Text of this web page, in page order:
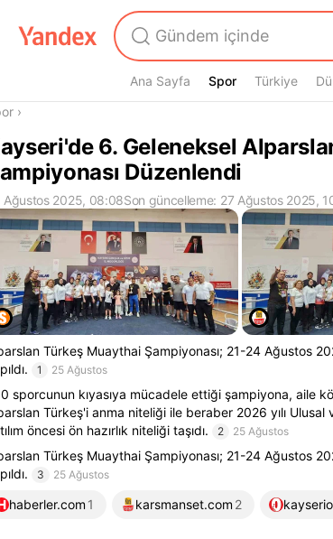
Ana Sayfa Spor
Spor Türkiye
›
6. Geleneksel
Düzenlendi
Ağustos 2025, 08:08Son güncelleme: 27 Ağustos 2025,
Türkeş Muaythai Şampiyonası; 21-24 Ağustos
1 25 Ağustos
sporcunun kıyasıya mücadele ettiği şampiyona, aile
Türkeş'i anma niteliği ile beraber 2026 yılı Ulusal
öncesi ön hazırlık niteliği taşıdı.
2 25 Ağustos
Türkeş Muaythai Şampiyonası; 21-24 Ağustos
3 25 Ağustos
haberler.com 1 karsmanset.com 2